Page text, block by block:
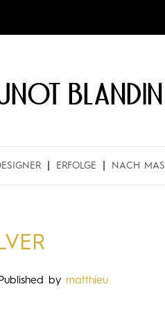
BLANDIN
ERFOLGE NACH MASS
by matthieu